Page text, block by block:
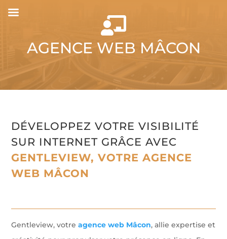

AGENCE WEB MÂCON
DÉVELOPPEZ VOTRE VISIBILITÉ
SUR INTERNET GRÂCE AVEC
GENTLEVIEW, VOTRE AGENCE
WEB MÂCON
Gentleview, votreagence web Mâcon, allie expertise et